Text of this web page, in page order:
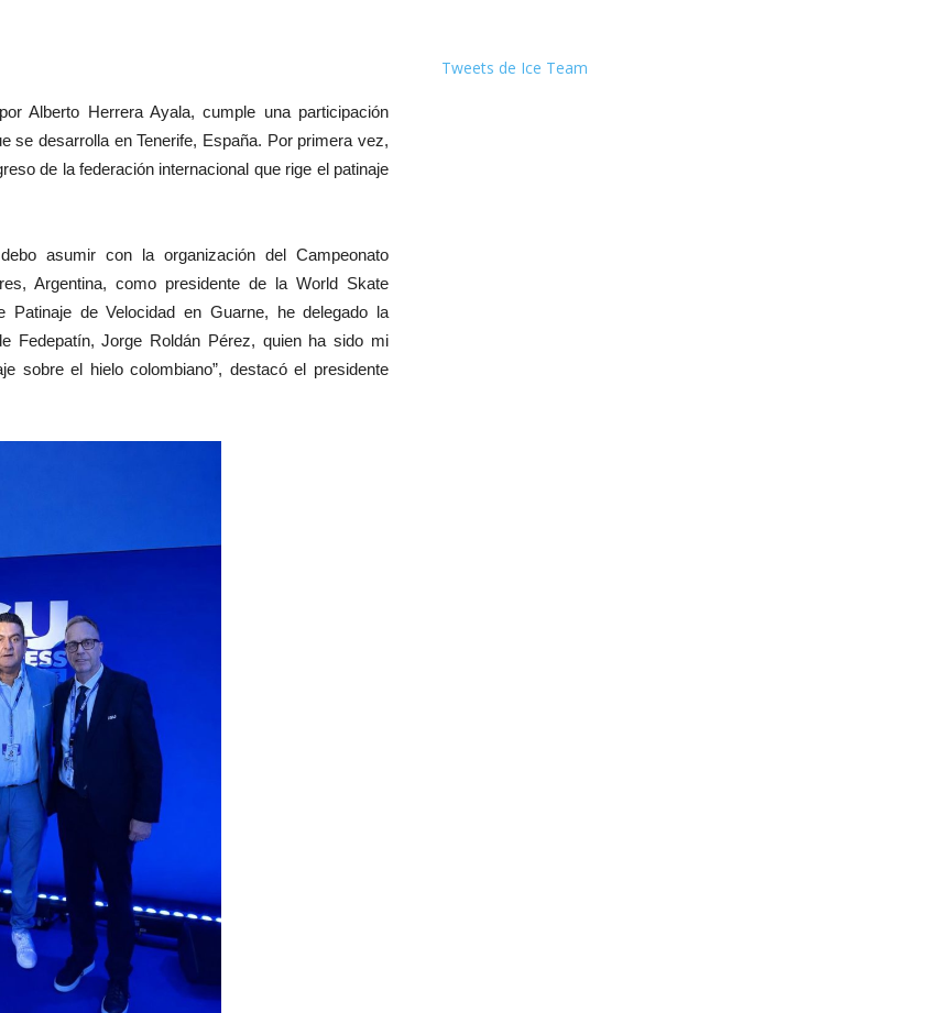
Alberto Herrera Ayala, cumple una participación
se desarrolla en Tenerife, España. Por primera vez,
de la federación internacional que rige el patinaje
asumir con la organización del Campeonato
Argentina, como presidente de la World Skate
de Velocidad en Guarne, he delegado la
Fedepatín, Jorge Roldán Pérez, quien ha sido mi
sobre el hielo colombiano”, destacó el presidente
Tweets de Ice Team